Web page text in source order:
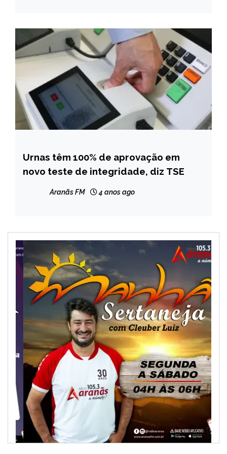
BRASIL
NOTÍCIAS
Urnas têm 100% de aprovação em
novo teste de integridade, diz TSE
Aranãs FM 4 anos ago